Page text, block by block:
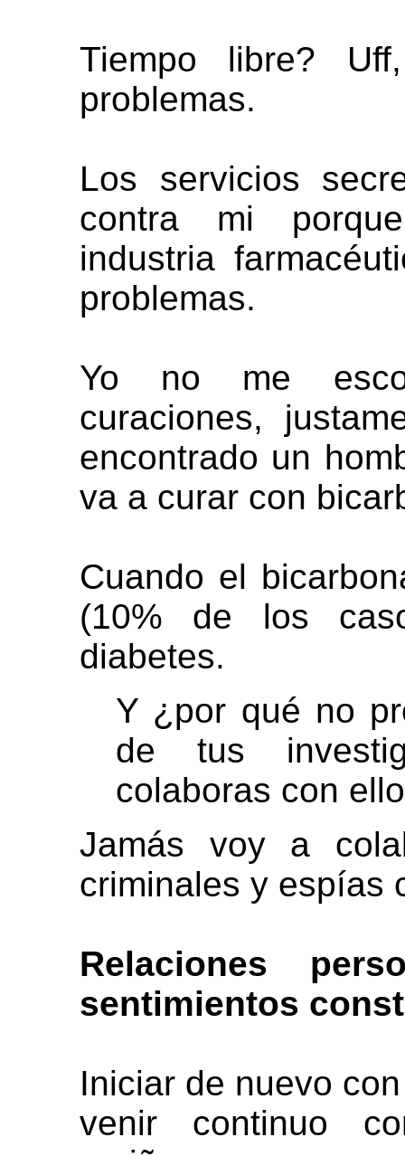
Tiempo libre?
problemas.
Los servicios
contra mi
industria
problemas.
Yo no me
curaciones,
encontrado un
va a curar con
Cuando el
(10% de los
diabetes.
Y ¿por qué no
de tus
colaboras con
Jamás voy a
criminales y espías
Relaciones
sentimientos
Iniciar de nuevo
venir continuo